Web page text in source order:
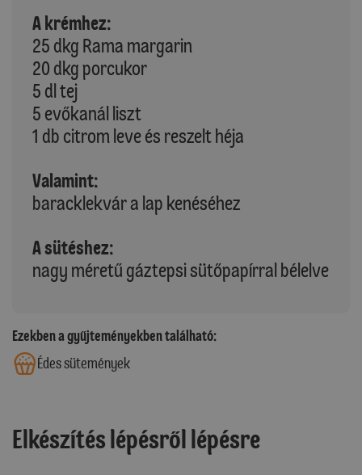
A krémhez:
25 dkg Rama margarin
20 dkg porcukor
5 dl tej
5 evőkanál liszt
1 db citrom leve és reszelt héja
Valamint:
baracklekvár a lap kenéséhez
A sütéshez:
nagy méretű gáztepsi sütőpapírral bélelve
Ezekben a gyűjteményekben található:
Édes sütemények
Elkészítés lépésről lépésre